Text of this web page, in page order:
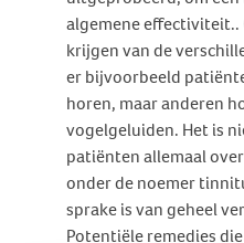
algemene effectiviteit..
krijgen van de
er bijvoorbeeld
horen, maar anderen
vogelgeluiden. Het is
patiënten allemaal
onder de noemer
sprake is van geheel
Potentiële remedies